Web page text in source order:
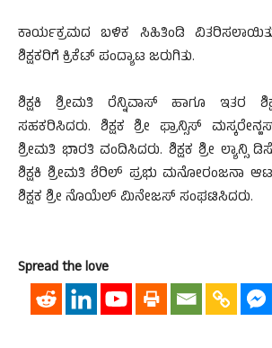
ಕಾರ್ಯಕ್ರಮದ ಬಳಿಕ ಸಿಹಿತಿಂಡಿ
ಶಿಕ್ಷಕರಿಗೆ ಕ್ರಿಕೆಟ್ ಪಂದ್ಯಾಟ ಜರುಗಿತು.
ಶಿಕ್ಷಕಿ ಶ್ರೀಮತಿ ರೆನ್ನಿವಾಸ್ ಹಾಗೂ ಇತರ
ಸಹಕರಿಸಿದರು. ಶಿಕ್ಷಕ ಶ್ರೀ ಫ್ರಾನ್ಸಿಸ್
ಶ್ರೀಮತಿ ಭಾರತಿ ವಂದಿಸಿದರು. ಶಿಕ್ಷಕ ಶ್ರೀ
ಶಿಕ್ಷಕಿ ಶ್ರೀಮತಿ ಶೆರಿಲ್ ಪ್ರಭು ಮನೋರಂಜನಾ
ಶಿಕ್ಷಕ ಶ್ರೀ ನೊಯೆಲ್ ಮಿನೇಜಸ್ ಸಂಘಟಿಸಿದರು.
Spread the love